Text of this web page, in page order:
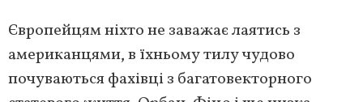
Європейцям ніхто не заважає лаятись з
американцями, в їхньому тилу чудово
почуваються фахівці з багатовекторного